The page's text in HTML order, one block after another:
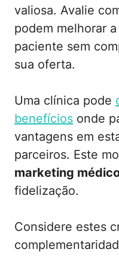
valiosa. Avalie
podem melhorar
paciente sem
sua oferta.
Uma clínica pode
benefícios onde
vantagens em
parceiros. Este
marketing
fidelização.
Considere estes